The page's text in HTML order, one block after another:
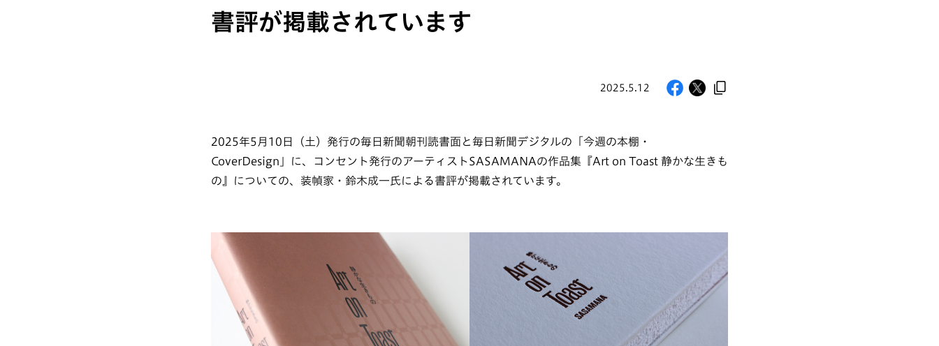
書評が掲載されています
2025.5.12
2025年5月10日（土）発行の毎日新聞朝刊読書面と毎日新聞デジタルの「今週の本棚・
CoverDesign」に、コンセント発行のアーティストSASAMANAの作品集『Art on Toast 静かな生きも
の』についての、装幀家・鈴木成一氏による書評が掲載されています。